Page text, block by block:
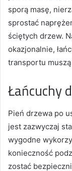
sporą masę,
sprostać
ściętych drzew.
okazjonalnie,
transportu
Łańcuchy
Pień drzewa po
jest zazwyczaj
wygodne
konieczność
zostać